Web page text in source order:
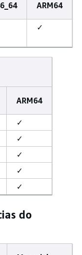
ARM64
✓
ARM64
✓
✓
✓
✓
✓
do